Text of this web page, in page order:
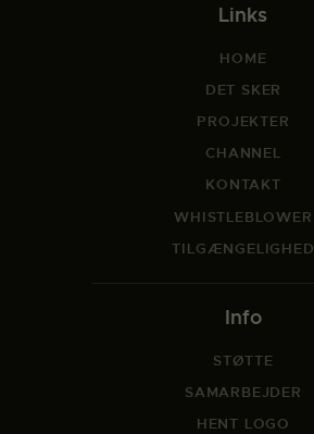
Links
HOME
DET SKER
PROJEKTER
CHANNEL
KONTAKT
WHISTLEBLOWER
TILGÆNGELIGHED
Info
STØTTE
SAMARBEJDER
HENT LOGO